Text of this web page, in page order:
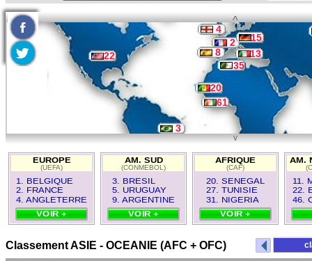
^
v
22
4
2
15
8
13
5
3
61
20
35
EUROPE
(UEFA)
1. BELGIQUE
2. FRANCE
4. ANGLETERRE
VOIR +
AM. SUD
(CONMEBOL)
3. BRESIL
5. URUGUAY
9. ARGENTINE
VOIR +
AFRIQUE
(CAF)
20. SENEGAL
27. TUNISIE
31. NIGERIA
VOIR +
AM.
11.
22.
46.
Classement ASIE - OCEANIE (AFC + OFC)